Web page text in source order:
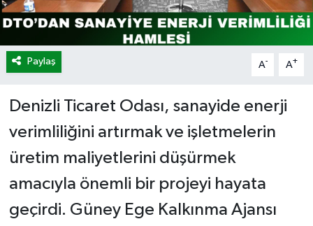
Paylaş A- A+
Denizli Ticaret Odası, sanayide enerji
verimliliğini artırmak ve işletmelerin
üretim maliyetlerini düşürmek
amacıyla önemli bir projeyi hayata
geçirdi. Güney Ege Kalkınma Ajansı